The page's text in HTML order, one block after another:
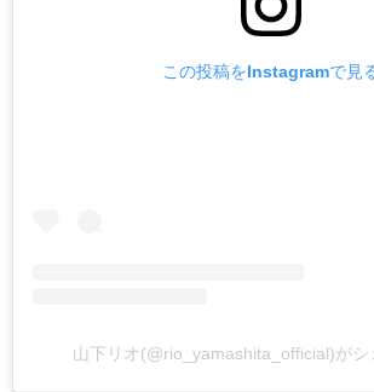
この投稿をInstagramで見
山下リオ(@rio_yamashita_official)がシ